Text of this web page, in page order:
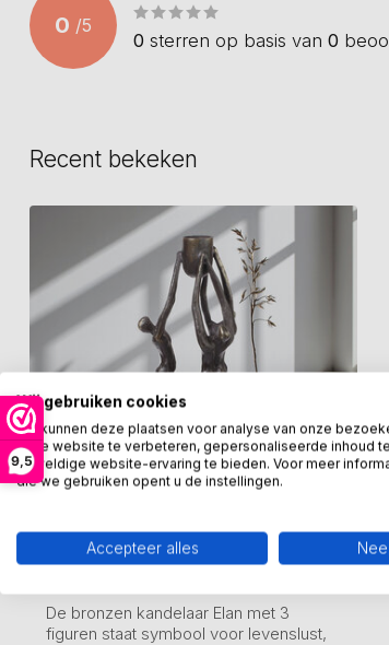
9,5
0 /5
0 sterren op basis van 0
Recent bekeken
Kandelaar Elan – Samen licht
De bronzen kandelaar Elan met 3
figuren staat symbool voor levenslust,
Wij gebruiken cookies
We kunnen deze plaatsen voor analyse van onze
onze website te verbeteren, gepersonaliseerde inhoud
geweldige website-ervaring te bieden. Voor meer
die we gebruiken opent u de instellingen.
Accepteer alles